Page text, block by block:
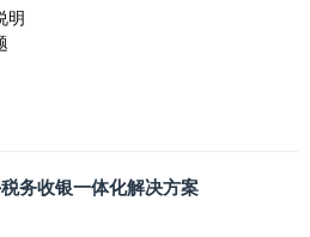
明
务收银一体化解决方案